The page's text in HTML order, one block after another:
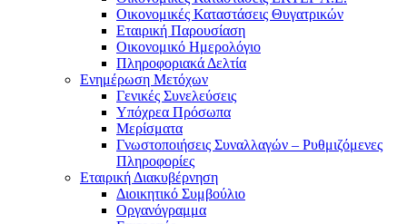
Οικονομικές Καταστάσεις Θυγατρικών
Εταιρική Παρουσίαση
Οικονομικό Ημερολόγιο
Πληροφοριακά Δελτία
Ενημέρωση Μετόχων
Γενικές Συνελεύσεις
Υπόχρεα Πρόσωπα
Μερίσματα
Γνωστοποιήσεις Συναλλαγών – Ρυθμιζόμενες
Πληροφορίες
Εταιρική Διακυβέρνηση
Διοικητικό Συμβούλιο
Οργανόγραμμα